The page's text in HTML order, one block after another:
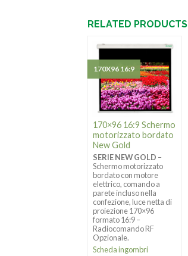
RELATED PRODUCTS
170×96 16:9 Schermo
motorizzato bordato
New Gold
SERIE NEW GOLD –
Schermo motorizzato
bordato con motore
elettrico, comando a
parete incluso nella
confezione, luce netta di
proiezione 170×96
formato 16:9 –
Radiocomando RF
Opzionale.
Scheda ingombri
170X96 16:9